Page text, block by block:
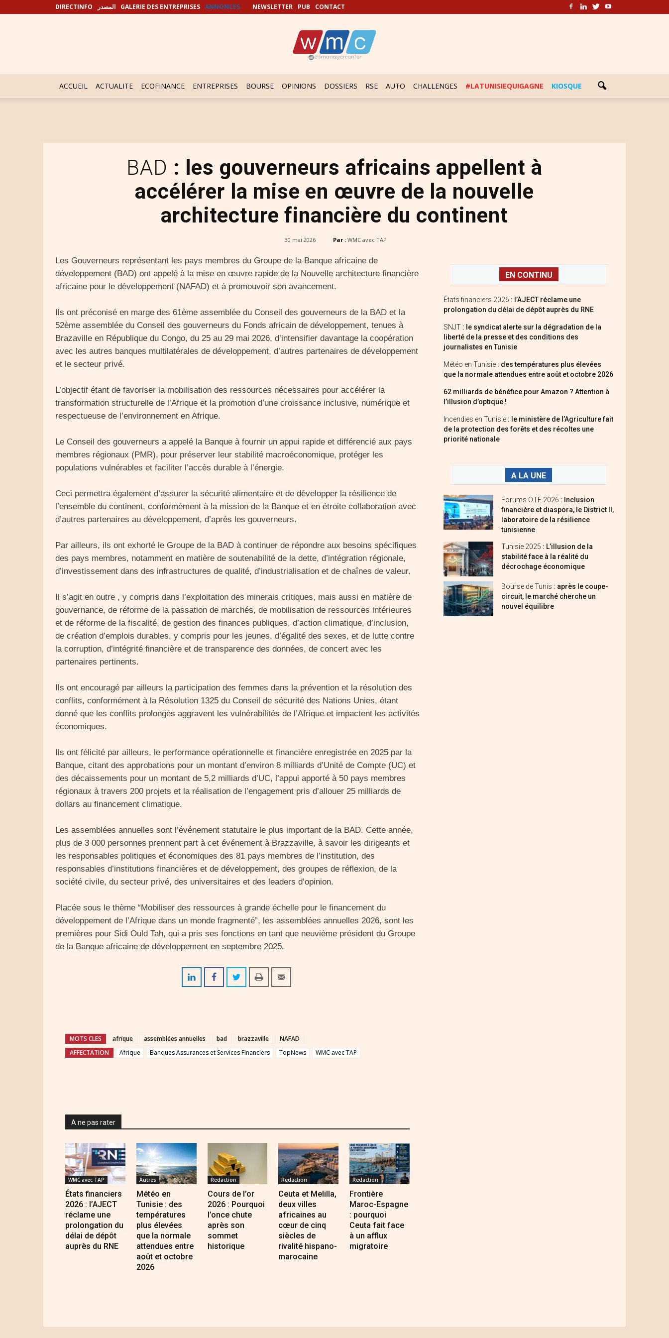
DIRECTINFO المصدر GALERIE DES ENTREPRISES ANNONCES NEWSLETTER PUB CONTACT
ACCUEIL ACTUALITE ECOFINANCE ENTREPRISES BOURSE OPINIONS DOSSIERS RSE AUTO CHALLENGES #LATUNISIEQUIGAGNE KIOSQUE
BAD : les gouverneurs africains appellent à
accélérer la mise en œuvre de la nouvelle
architecture financière du continent
30 mai 2026 Par : WMC avec TAP
Les Gouverneurs représentant les pays membres du Groupe de la Banque africaine de
développement (BAD) ont appelé à la mise en œuvre rapide de la Nouvelle architecture financière
africaine pour le développement (NAFAD) et à promouvoir son avancement.
Ils ont préconisé en marge des 61ème assemblée du Conseil des gouverneurs de la BAD et la
52ème assemblée du Conseil des gouverneurs du Fonds africain de développement, tenues à
Brazaville en République du Congo, du 25 au 29 mai 2026, d’intensifier davantage la coopération
avec les autres banques multilatérales de développement, d’autres partenaires de développement
et le secteur privé.
L’objectif étant de favoriser la mobilisation des ressources nécessaires pour accélérer la
transformation structurelle de l’Afrique et la promotion d’une croissance inclusive, numérique et
respectueuse de l’environnement en Afrique.
Le Conseil des gouverneurs a appelé la Banque à fournir un appui rapide et différencié aux pays
membres régionaux (PMR), pour préserver leur stabilité macroéconomique, protéger les
populations vulnérables et faciliter l’accès durable à l’énergie.
Ceci permettra également d’assurer la sécurité alimentaire et de développer la résilience de
l’ensemble du continent, conformément à la mission de la Banque et en étroite collaboration avec
d’autres partenaires au développement, d’après les gouverneurs.
Par ailleurs, ils ont exhorté le Groupe de la BAD à continuer de répondre aux besoins spécifiques
des pays membres, notamment en matière de soutenabilité de la dette, d’intégration régionale,
d’investissement dans des infrastructures de qualité, d’industrialisation et de chaînes de valeur.
Il s’agit en outre , y compris dans l’exploitation des minerais critiques, mais aussi en matière de
gouvernance, de réforme de la passation de marchés, de mobilisation de ressources intérieures
et de réforme de la fiscalité, de gestion des finances publiques, d’action climatique, d’inclusion,
de création d’emplois durables, y compris pour les jeunes, d’égalité des sexes, et de lutte contre
la corruption, d’intégrité financière et de transparence des données, de concert avec les
partenaires pertinents.
Ils ont encouragé par ailleurs la participation des femmes dans la prévention et la résolution des
conflits, conformément à la Résolution 1325 du Conseil de sécurité des Nations Unies, étant
donné que les conflits prolongés aggravent les vulnérabilités de l’Afrique et impactent les activités
économiques.
Ils ont félicité par ailleurs, le performance opérationnelle et financière enregistrée en 2025 par la
Banque, citant des approbations pour un montant d’environ 8 milliards d’Unité de Compte (UC) et
des décaissements pour un montant de 5,2 milliards d’UC, l’appui apporté à 50 pays membres
régionaux à travers 200 projets et la réalisation de l’engagement pris d’allouer 25 milliards de
dollars au financement climatique.
Les assemblées annuelles sont l’événement statutaire le plus important de la BAD. Cette année,
plus de 3 000 personnes prennent part à cet événement à Brazzaville, à savoir les dirigeants et
les responsables politiques et économiques des 81 pays membres de l’institution, des
responsables d’institutions financières et de développement, des groupes de réflexion, de la
société civile, du secteur privé, des universitaires et des leaders d’opinion.
Placée sous le thème “Mobiliser des ressources à grande échelle pour le financement du
développement de l’Afrique dans un monde fragmenté”, les assemblées annuelles 2026, sont les
premières pour Sidi Ould Tah, qui a pris ses fonctions en tant que neuvième président du Groupe
de la Banque africaine de développement en septembre 2025.
MOTS CLES afrique assemblées annuelles bad brazzaville
NAFAD
AFFECTATION
Afrique Banques Assurances et Services Financiers TopNews WMC avec TAP
A ne pas rater
WMC avec TAP
États financiers
2026 : l’AJECT
réclame une
prolongation du
délai de dépôt
auprès du RNE
Autres
Météo en
Tunisie : des
températures
plus élevées
que la normale
attendues entre
août et octobre
2026
Redaction
Cours de l’or
2026 : Pourquoi
l’once chute
après son
sommet
historique
Redaction
Ceuta et Melilla,
deux villes
africaines au
cœur de cinq
siècles de
rivalité hispano-
marocaine
Redaction
Frontière
Maroc-Espagne
: pourquoi
Ceuta fait face
à un afflux
migratoire
EN CONTINU
États financiers 2026 : l’AJECT réclame une
prolongation du délai de dépôt auprès du RNE
SNJT : le syndicat alerte sur la dégradation de la
liberté de la presse et des conditions des
journalistes en Tunisie
Météo en Tunisie : des températures plus élevées
que la normale attendues entre août et octobre 2026
62 milliards de bénéfice pour Amazon ? Attention à
l’illusion d’optique !
Incendies en Tunisie : le ministère de l’Agriculture fait
de la protection des forêts et des récoltes une
priorité nationale
A LA UNE
Forums OTE 2026 : Inclusion
financière et diaspora, le District II,
laboratoire de la résilience
tunisienne
Tunisie 2025 : L’illusion de la
stabilité face à la réalité du
décrochage économique
Bourse de Tunis : après le coupe-
circuit, le marché cherche un
nouvel équilibre